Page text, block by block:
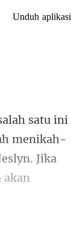
Unduh aplikasi
menikah-